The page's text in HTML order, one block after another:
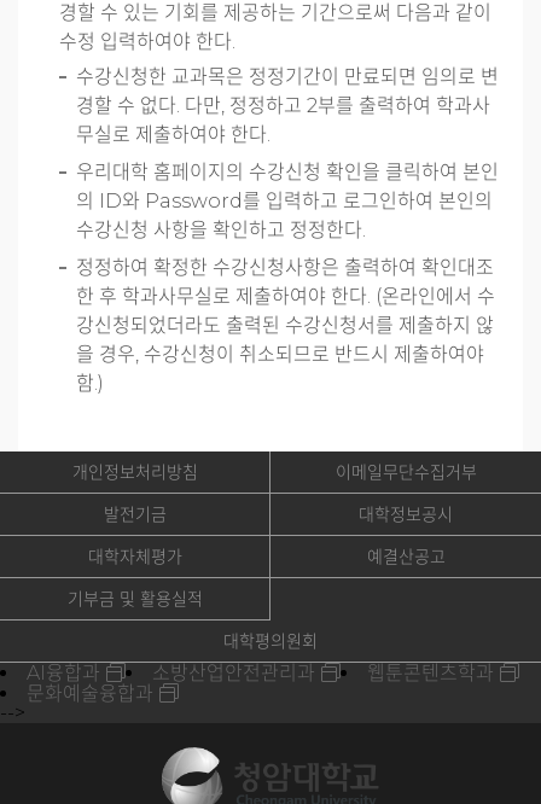
경할 수 있는 기회를 제공하는 기간으로써 다음과 같이
수정 입력하여야 한다.
수강신청한 교과목은 정정기간이 만료되면 임의로 변
경할 수 없다. 다만, 정정하고 2부를 출력하여 학과사
무실로 제출하여야 한다.
우리대학 홈페이지의 수강신청 확인을 클릭하여 본인
의 ID와 Password를 입력하고 로그인하여 본인의
수강신청 사항을 확인하고 정정한다.
정정하여 확정한 수강신청사항은 출력하여 확인대조
한 후 학과사무실로 제출하여야 한다. (온라인에서 수
강신청되었더라도 출력된 수강신청서를 제출하지 않
을 경우, 수강신청이 취소되므로 반드시 제출하여야
함.)
개인정보처리방침
이메일무단수집거부
발전기금
대학정보공시
대학자체평가
예결산공고
기부금 및 활용실적
대학평의원회
AI융합과 소방산업안전관리과
웹툰콘텐츠학과
문화예술융합과
-->